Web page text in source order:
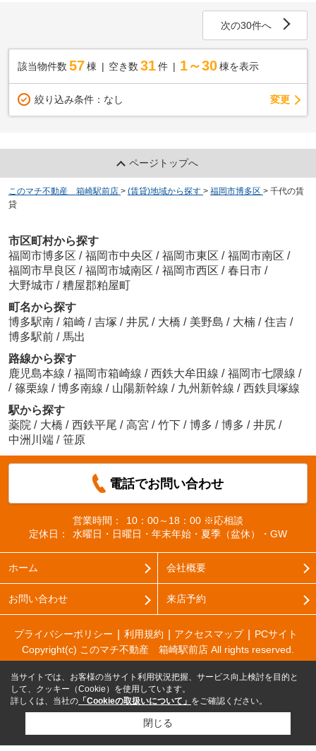
次の30件へ
該当物件数 57棟 空き数 31 件 1～30 棟を表示
絞り込み条件： なし 変更
ページトップへ
このマチ不動産 箱崎駅前店 > (賃貸)地域から探す > 福岡市博多区 > 千代の賃
貸
市区町村から探す
福岡市博多区 / 福岡市中央区 / 福岡市東区 / 福岡市南区 /
福岡市早良区 / 福岡市城南区 / 福岡市西区 / 春日市 /
大野城市 / 糟屋郡粕屋町
町名から探す
博多駅南 / 箱崎 / 吉塚 / 井尻 / 大橋 / 美野島 / 大楠 / 住吉 /
博多駅前 / 馬出
路線から探す
鹿児島本線 / 福岡市箱崎線 / 西鉄大牟田線 / 福岡市七隈線 /
/ 篠栗線 / 博多南線 / 山陽新幹線 / 九州新幹線 / 西鉄貝塚線
駅から探す
薬院 / 大橋 / 西鉄平尾 / 高宮 / 竹下 / 博多 / 博多 / 井尻 /
中洲川端 / 笹原
電話でお問い合わせ
営業時間：
10：00～18：00 ※応相談
定休日：
水曜日・日曜日・年末年始・夏季（盆休）・GW
ホーム 会社概要
お問い合わせ 来店予約
プライバシーポリシー 利用規約 アクセスマップ
PCサイト
Copyright(c) このマチ不動産 箱崎駅前店 All rights reserved.
当サイトでは、お客様の当サイト利用状況把握、サービス向上検討を目的と
して、クッキー（Cookie）を使用しています。
詳しくは、当社の 「Cookieの取扱いについて」 をご確認ください。
閉じる